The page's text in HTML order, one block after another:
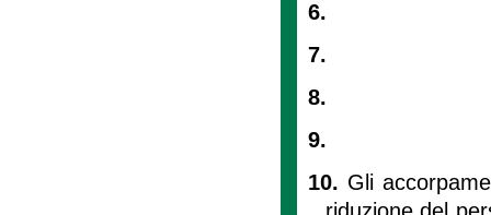
6.
7.
8.
9.
10. Gli